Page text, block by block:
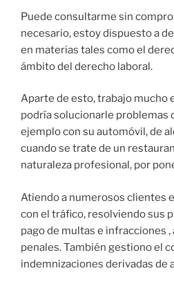
Puede consultarme sin
necesario, estoy dispuesto a
en materias tales como el
ámbito del derecho laboral.
Aparte de esto, trabajo mucho
podría solucionarle problemas
ejemplo con su automóvil, de
cuando se trate de un
naturaleza profesional, por
Atiendo a numerosos clientes
con el tráfico, resolviendo sus
pago de multas e infracciones
penales. También gestiono el
indemnizaciones derivadas de